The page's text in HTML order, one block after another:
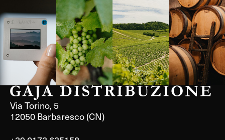
Langa, 1977 Borgogna,
Francia
Borgogna,
Francia
Instagram
Via Torino, 5
12050 Barbaresco (CN)